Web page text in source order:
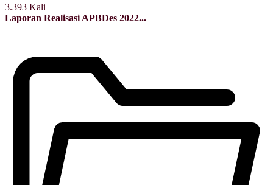
3.393 Kali
Laporan Realisasi APBDes 2022...